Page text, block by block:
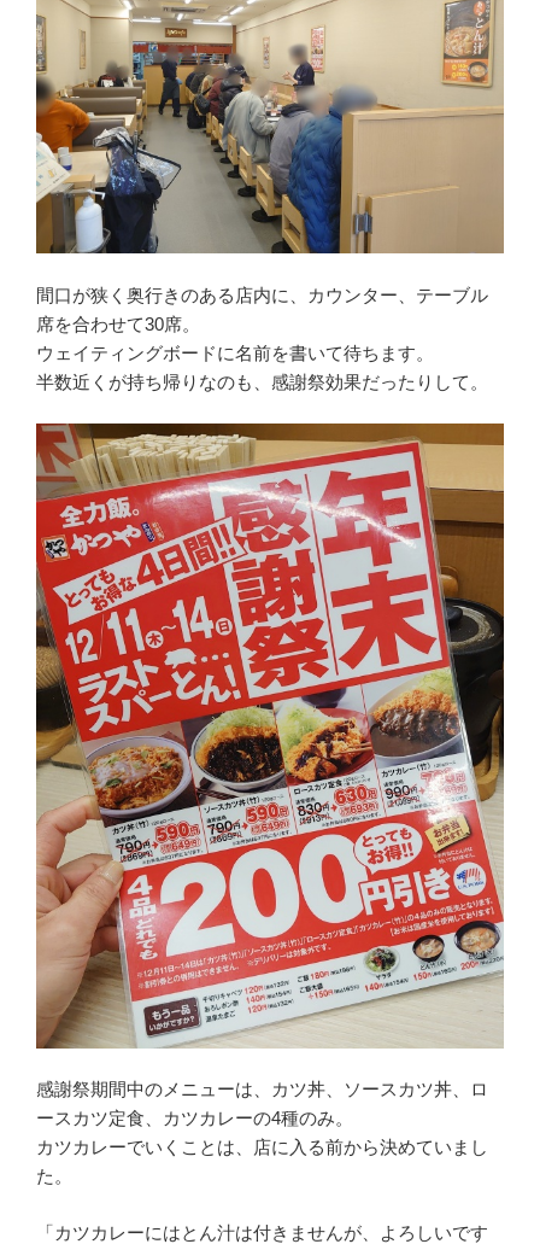
間口が狭く奥行きのある店内に、カウンター、テーブル
席を合わせて30席。
ウェイティングボードに名前を書いて待ちます。
半数近くが持ち帰りなのも、感謝祭効果だったりして。
感謝祭期間中のメニューは、カツ丼、ソースカツ丼、ロ
ースカツ定食、カツカレーの4種のみ。
カツカレーでいくことは、店に入る前から決めていまし
た。
「カツカレーにはとん汁は付きませんが、よろしいです